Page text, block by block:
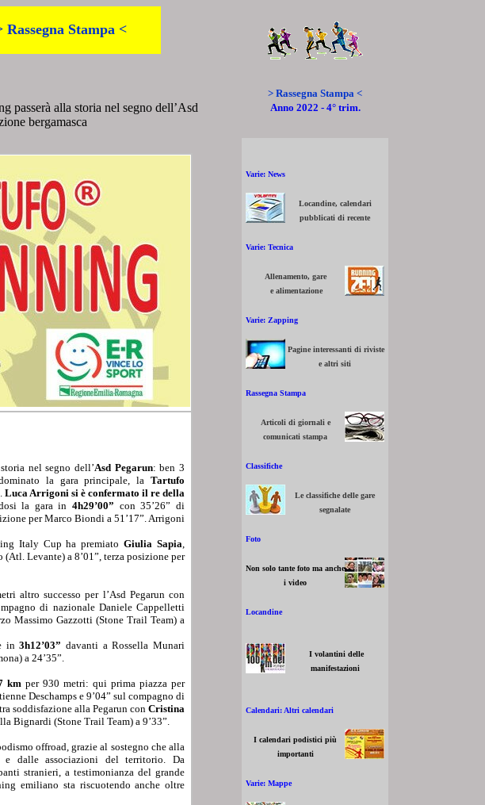
Rassegna Stampa <
> Rassegna Stampa <
Anno 2022 - 4° trim.
passerà alla storia nel segno dell’Asd
bergamasca
nel segno dell’Asd Pegarun: ben 3
la gara principale, la Tartufo
Luca Arrigoni si è confermato il re della
la gara in4h29’00” con 35’26” di
per Marco Biondi a 51’17”. Arrigoni
Italy Cup ha premiatoGiulia Sapia,
Levante) a 8’01”, terza posizione per
altro successo per l’Asd Pegarun con
di nazionale Daniele Cappelletti
Massimo Gazzotti (Stone Trail Team) a
in3h12’03” davanti a Rossella Munari
a 24’35”.
km per 930 metri: qui prima piazza per
Deschamps e 9’04” sul compagno di
soddisfazione alla Pegarun con Cristina
Bignardi (Stone Trail Team) a 9’33”.
offroad, grazie al sostegno che alla
e dalle associazioni del territorio. Da
stranieri, a testimonianza del grande
emiliano sta riscuotendo anche oltre
Varie: News
Locandine, calendari
pubblicati di recente
Varie: Tecnica
Allenamento, gare
e alimentazione
Varie: Zapping
Pagine interessanti di riviste
e altri siti
Rassegna Stampa
Articoli di giornali e
comunicati stampa
Classifiche
Le classifiche delle gare
segnalate
Foto
Non solo tante foto ma anche
i video
Locandine
I volantini delle
manifestazioni
Calendari: Altri calendari
I calendari podistici più
importanti
Varie: Mappe